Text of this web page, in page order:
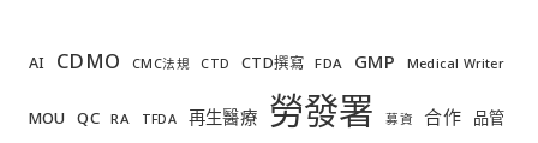
AI CDMO CMC法規 CTD CTD撰寫 FDA GMP Medical Writer
MOU QC RA TFDA 再生醫療 勞發署 募資 合作 品管